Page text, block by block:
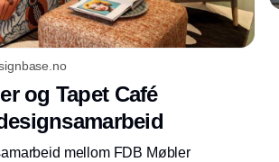
og Tapet Café
mellom FDB Møbler